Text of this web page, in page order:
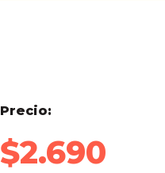
Precio:
$2.690